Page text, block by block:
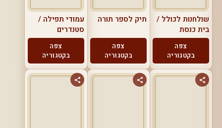
שולחנות לכולל /
בית כנסת
צפה
בקטגוריה
תיק לספר תורה
צפה
בקטגוריה
עמודי תפילה /
סטנדרים
צפה
בקטגוריה